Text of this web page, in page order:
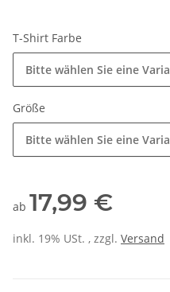
T-Shirt Farbe
Bitte wählen Sie eine
Größe
Bitte wählen Sie eine
ab 17,99 €
inkl. 19% USt. , zzgl. Versand